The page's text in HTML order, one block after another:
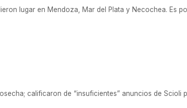
lugar en Mendoza, Mar del Plata y Necochea. Es
calificaron de “insuficientes” anuncios de Scioli